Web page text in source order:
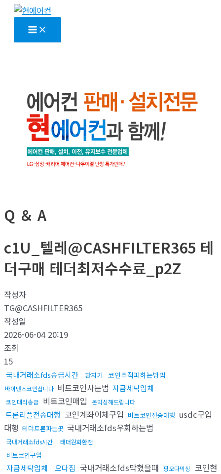
Main
Menu
Q ＆ A
c1U_텔레@CASHFILTER365 테
더구매 테더최저수수료_p2Z
작성자
TG@CASHFILTER365
작성일
2026-06-04 20:19
조회
15
국내거래소fds송금시간 환치기 코인추적피하는방법
바이낸스코인삽니다 비트코인사는법 자금세탁업체
코인대리송금 비트코인매입 돈믹싱해드립니다
트론리플전송대행 코인계좌이체구입 비트코인전송대행 usdc구입
대행 테더트론파는곳 국내거래소fds우회하는법
국내거래소fds시간 태더원화환전
비트코인구입
자금세탁업체 오다집 국내거래소fds막혔을때 핑오다믹싱
코인현